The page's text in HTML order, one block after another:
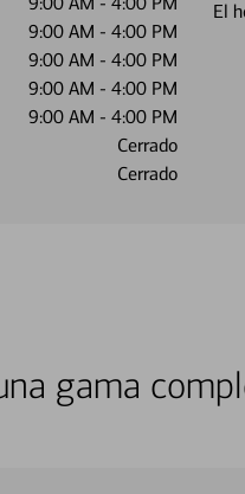
9:00 AM - 4:00 PM
9:00 AM - 4:00 PM
9:00 AM - 4:00 PM
9:00 AM - 4:00 PM
Cerrado
Cerrado
El
gama